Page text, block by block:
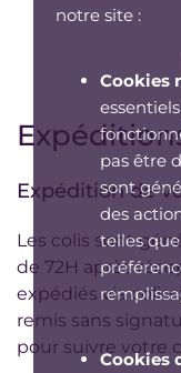
notre site :
Cookies
pas être
sont
des
telles
Cookies
Expédition de
Les colis sont
de 72H après
expédiés via
remis sans
pour suivre votre